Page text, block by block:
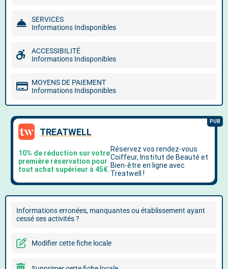
SERVICES
Informations Indisponibles
ACCESSIBILITÉ
Informations Indisponibles
MOYENS DE PAIEMENT
Informations Indisponibles
Informations erronées, manquantes ou établissement ayant
cessé ses activités ?
Modifier cette fiche locale